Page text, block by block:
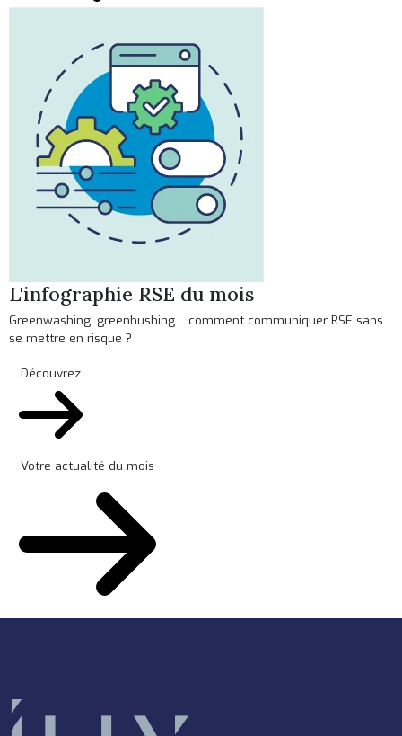
L'infographie RSE du mois
Greenwashing, greenhushing… comment communiquer RSE sans
se mettre en risque ?
Découvrez
Votre actualité du mois